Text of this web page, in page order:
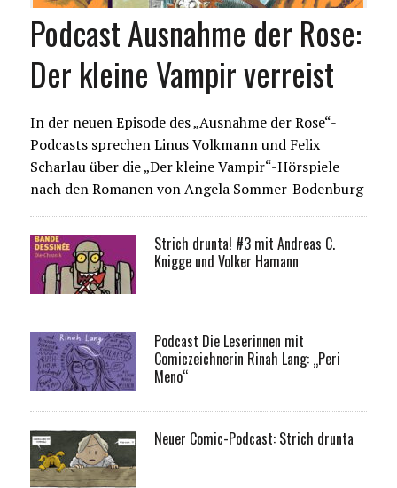
Podcast Ausnahme der Rose:
Der kleine Vampir verreist
In der neuen Episode des „Ausnahme der Rose“-
Podcasts sprechen Linus Volkmann und Felix
Scharlau über die „Der kleine Vampir“-Hörspiele
nach den Romanen von Angela Sommer-Bodenburg
Strich drunta! #3 mit Andreas C.
Knigge und Volker Hamann
Podcast Die Leserinnen mit
Comiczeichnerin Rinah Lang: „Peri
Meno“
Neuer Comic-Podcast: Strich drunta